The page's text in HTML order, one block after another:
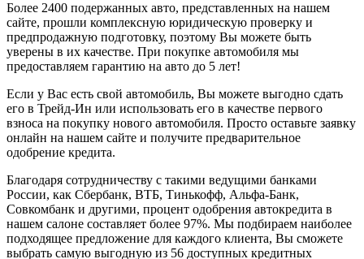
Более 2400 подержанных авто, представленных на нашем
сайте, прошли комплексную юридическую проверку и
предпродажную подготовку, поэтому Вы можете быть
уверены в их качестве. При покупке автомобиля мы
предоставляем гарантию на авто до 5 лет!
Если у Вас есть свой автомобиль, Вы можете выгодно сдать
его в Трейд-Ин или использовать его в качестве первого
взноса на покупку нового автомобиля. Просто оставьте заявку
онлайн на нашем сайте и получите предварительное
одобрение кредита.
Благодаря сотрудничеству с такими ведущими банками
России, как Сбербанк, ВТБ, Тинькофф, Альфа-Банк,
Совкомбанк и другими, процент одобрения автокредита в
нашем салоне составляет более 97%. Мы подбираем наиболее
подходящее предложение для каждого клиента, Вы сможете
выбрать самую выгодную из 56 доступных кредитных